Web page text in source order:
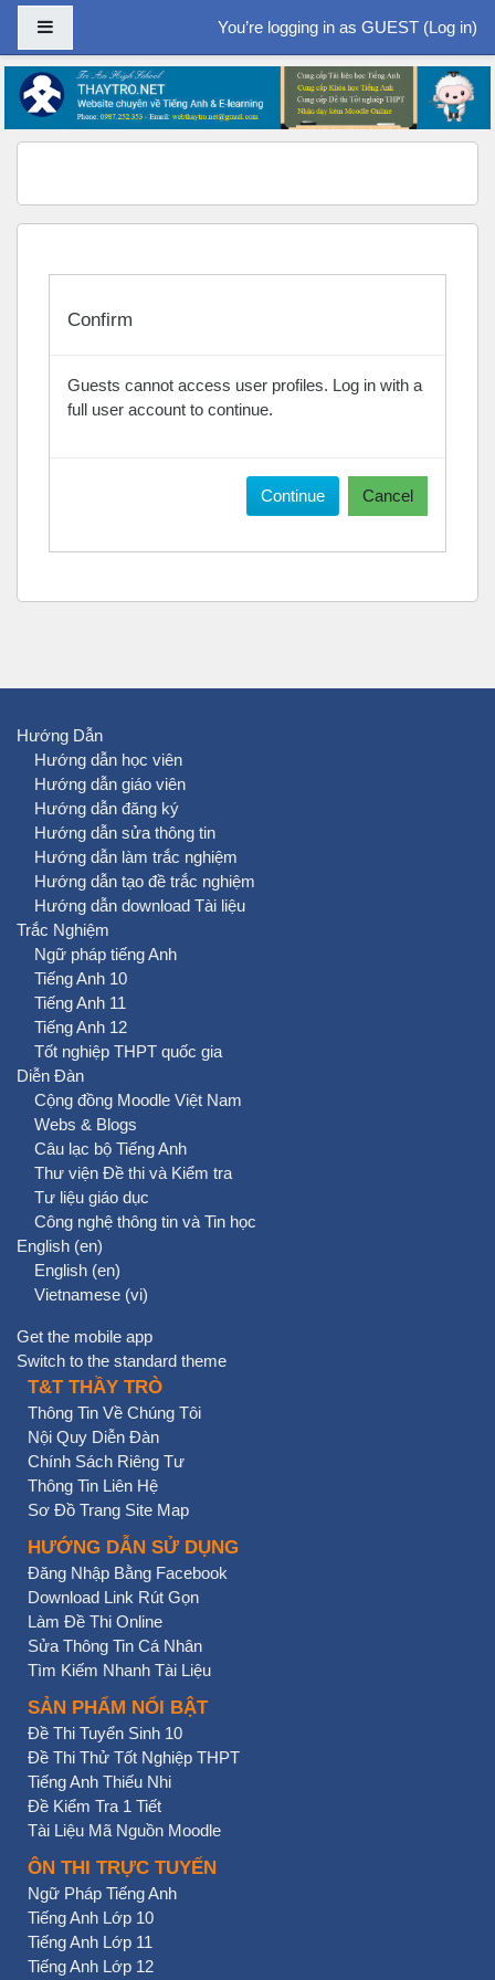
Skip to main content
You’re logging in as GUEST (Log in)
Confirm
Guests cannot access user profiles. Log in with a
full user account to continue.
Continue Cancel
Hướng Dẫn
Hướng dẫn học viên
Hướng dẫn giáo viên
Hướng dẫn đăng ký
Hướng dẫn sửa thông tin
Hướng dẫn làm trắc nghiệm
Hướng dẫn tạo đề trắc nghiệm
Hướng dẫn download Tài liệu
Trắc Nghiệm
Ngữ pháp tiếng Anh
Tiếng Anh 10
Tiếng Anh 11
Tiếng Anh 12
Tốt nghiệp THPT quốc gia
Diễn Đàn
Cộng đồng Moodle Việt Nam
Webs & Blogs
Câu lạc bộ Tiếng Anh
Thư viện Đề thi và Kiểm tra
Tư liệu giáo dục
Công nghệ thông tin và Tin học
English ‎(en)‎
English ‎(en)‎
Vietnamese ‎(vi)‎
Get the mobile app
Switch to the standard theme
T&T THẦY TRÒ
Thông Tin Về Chúng Tôi
Nội Quy Diễn Đàn
Chính Sách Riêng Tư
Thông Tin Liên Hệ
Sơ Đồ Trang Site Map
HƯỚNG DẪN SỬ DỤNG
Đăng Nhập Bằng Facebook
Download Link Rút Gọn
Làm Đề Thi Online
Sửa Thông Tin Cá Nhân
Tìm Kiếm Nhanh Tài Liệu
SẢN PHẨM NỔI BẬT
Đề Thi Tuyển Sinh 10
Đề Thi Thử Tốt Nghiệp THPT
Tiếng Anh Thiếu Nhi
Đề Kiểm Tra 1 Tiết
Tài Liệu Mã Nguồn Moodle
ÔN THI TRỰC TUYẾN
Ngữ Pháp Tiếng Anh
Tiếng Anh Lớp 10
Tiếng Anh Lớp 11
Tiếng Anh Lớp 12